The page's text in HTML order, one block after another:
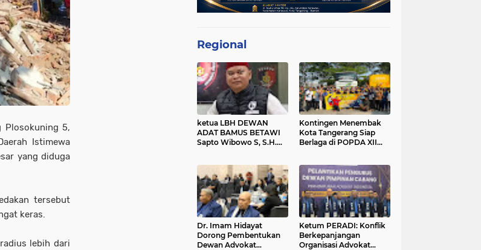
Plosokuning 5,
Istimewa
yang diduga
tersebut
keras.
lebih dari
Regional
ketua LBH DEWAN
ADAT BAMUS BETAWI
Sapto Wibowo S, S.H.
Statement di Media
Kontingen Menembak
Kota Tangerang Siap
Berlaga di POPDA XII
Dr. Imam Hidayat
Dorong Pembentukan
Dewan Advokat
Ketum PERADI: Konflik
Berkepanjangan
Organisasi Advokat